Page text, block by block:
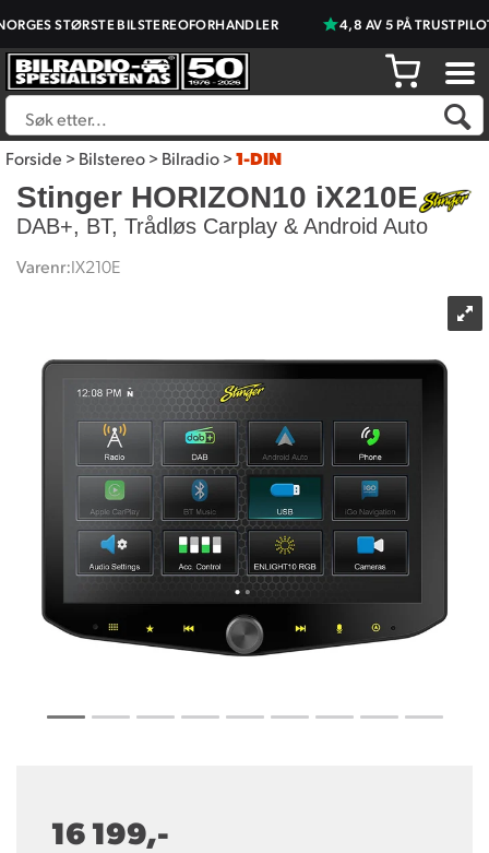
STØRSTE BILSTEREOFORHANDLER 4,8 AV 5 PÅ TRUSTPILOT
Forside>Bilstereo>Bilradio>1-DIN
Stinger HORIZON10 iX210E
DAB+, BT, Trådløs Carplay & Android Auto
Varenr:IX210E
16 199,-